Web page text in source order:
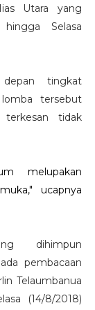
Utara yang
hingga Selasa
tingkat
tersebut
tidak
melupakan
ucapnya
dihimpun
pembacaan
Telaumbanua
(14/8/2018)